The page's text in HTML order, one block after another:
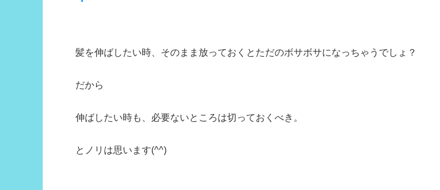
髪を伸ばしたい時、そのまま放っておくとただのボサボサになっちゃうでしょ？
だから
伸ばしたい時も、必要ないところは切っておくべき。
とノリは思います(^^)